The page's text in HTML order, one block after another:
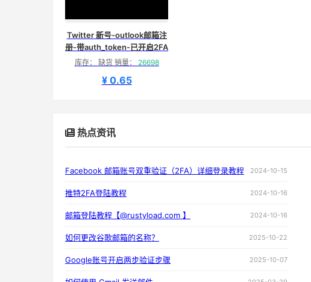
Twitter 新号-outlook邮箱注
册-带auth_token-已开启2FA
库存： 缺货 销量： 26698
¥ 0.65
热点资讯
Facebook 邮箱账号双重验证（2FA）详细登录教程 2024-10-15
推特2FA登陆教程 2024-10-16
邮箱登陆教程【@rustyload.com 】 2024-10-16
如何更改谷歌邮箱的名称？ 2025-10-22
Google账号开启两步验证步骤 2025-10-07